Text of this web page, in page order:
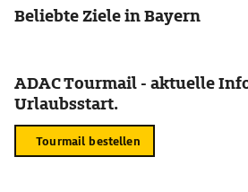
Beliebte Ziele in Bayern
ADAC Tourmail - aktuelle
Urlaubsstart.
Tourmail bestellen